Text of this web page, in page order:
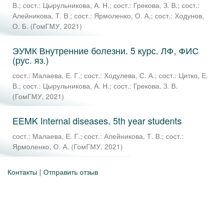
В.; сост.: Цырульникова, А. Н.; сост.: Грекова, З. В.; сост.:
Алейникова, Т. В.; сост.: Ярмоленко, О. А,; сост.: Ходунов,
О. Б. (ГомГМУ, 2021)
ЭУМК Внутренние болезни. 5 курс. ЛФ, ФИС
(рус. яз.)
сост.: Малаева, Е. Г.; сост.: Ходулева, С. А.; сост.: Цитко, Е.
В.; сост.: Цырульникова, А. Н.; сост.: Грекова, З. В.
(ГомГМУ, 2021)
EEMK Internal diseases. 5th year students
сост.: Малаева, Е. Г.; сост.: Алейникова, Т. В.; сост.:
Ярмоленко, О. А. (ГомГМУ, 2021)
Контакты | Отправить отзыв